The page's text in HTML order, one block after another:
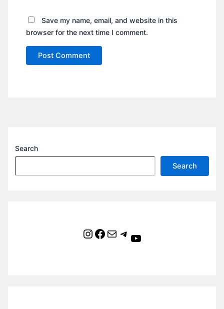
Save my name, email, and website in this
browser for the next time I comment.
Search
Search
Instagram Facebook Mail Telegram YouTube